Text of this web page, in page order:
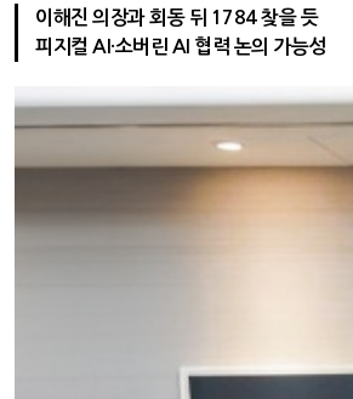
이해진 의장과 회동 뒤 1784 찾을 듯
피지컬 AI·소버린 AI 협력 논의 가능성